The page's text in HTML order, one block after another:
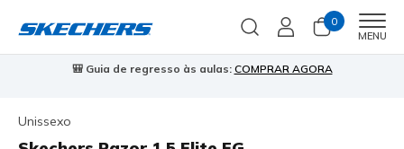
0
MENU
🎒 Guia de regresso às aulas: COMPRAR AGORA
Unissexo